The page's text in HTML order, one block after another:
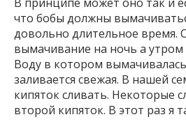
что бобы должны
довольно длительное время.
вымачивание на ночь а
Воду в котором
заливается свежая. В нашей
кипяток сливать. Некоторые
второй кипяток. В этот раз я